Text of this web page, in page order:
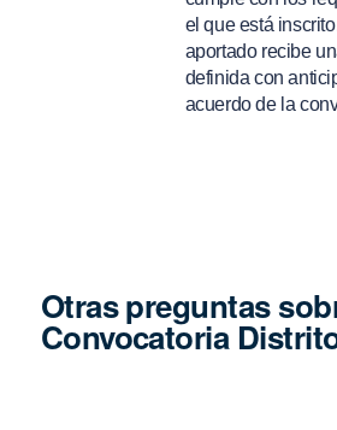
el que está
aportado recibe
definida con
acuerdo de la
Otras preguntas
Convocatoria